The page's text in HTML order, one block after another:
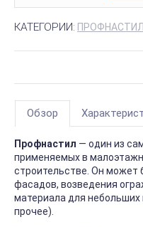
КАТЕГОРИИ: ПРОФНАСТИЛ
Обзор
Профнастил — один из
применяемых в
строительстве. Он может
фасадов, возведения
материала для небольших
прочее).